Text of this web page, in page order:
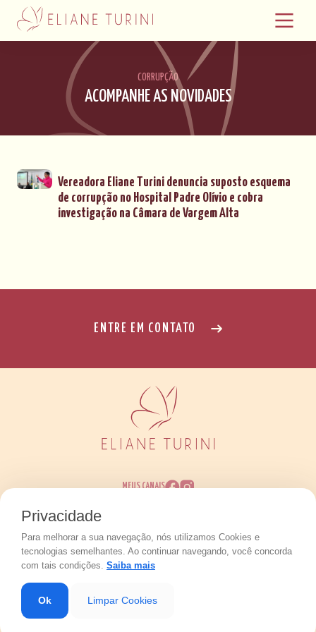
CORRUPÇÃO
ACOMPANHE AS NOVIDADES
Vereadora Eliane Turini denuncia suposto esquema
de corrupção no Hospital Padre Olívio e cobra
investigação na Câmara de Vargem Alta
ENTRE EM CONTATO
MEUS CANAIS
Eliane Perim Turini © 2026 - Todos os direitos
reservados.Políticas de Privacidade
Privacidade
Para melhorar a sua navegação, nós utilizamos Cookies e
tecnologias semelhantes. Ao continuar navegando, você concorda
com tais condições. Saiba mais
Ok Limpar Cookies